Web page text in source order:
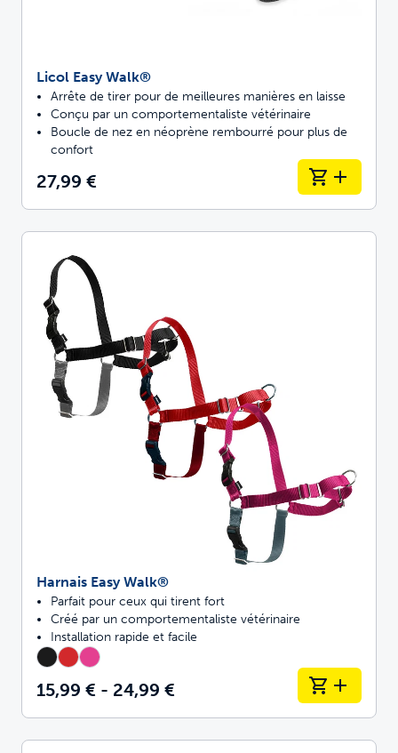
Licol Easy Walk®
Arrête de tirer pour de meilleures manières en laisse
Conçu par un comportementaliste vétérinaire
Boucle de nez en néoprène rembourré pour plus de
confort
27,99 €
Harnais Easy Walk®
Parfait pour ceux qui tirent fort
Créé par un comportementaliste vétérinaire
Installation rapide et facile
15,99 € - 24,99 €